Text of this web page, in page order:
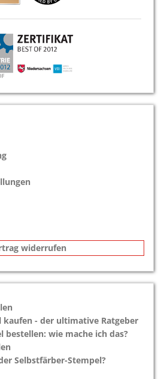
widerrufen
kaufen - der ultimative Ratgeber
bestellen: wie mache ich das?
Selbstfärber-Stempel?